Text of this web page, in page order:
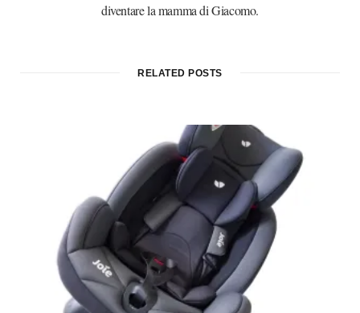
diventare la mamma di Giacomo.
RELATED POSTS